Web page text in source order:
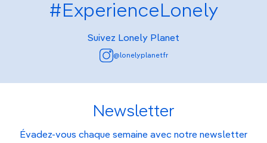
#ExperienceLonely
Suivez Lonely Planet
@lonelyplanetfr
Newsletter
Évadez-vous chaque semaine avec notre newsletter